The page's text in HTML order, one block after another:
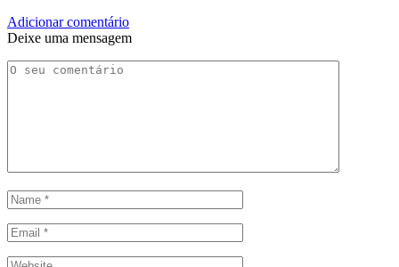
Adicionar comentário
Deixe uma mensagem